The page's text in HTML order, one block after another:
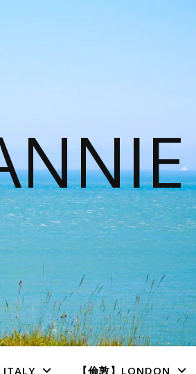
ITALY 【倫敦】LONDON